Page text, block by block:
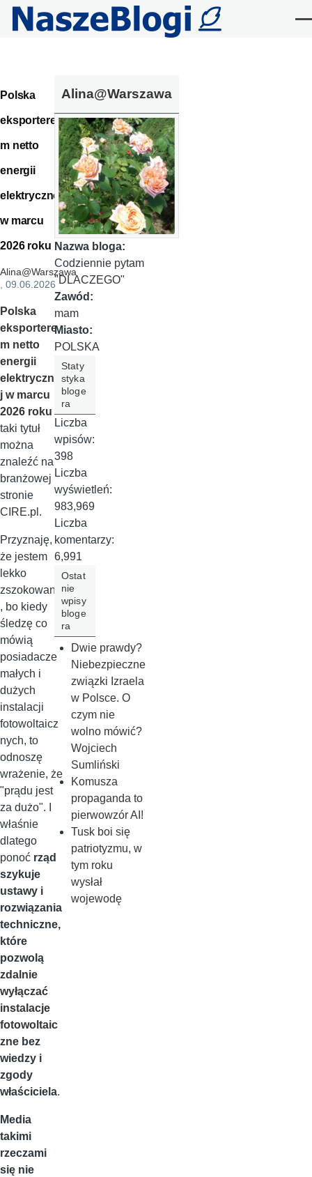
Przejdź do treści
Polska
eksportere
m netto
energii
elektrycznej
w marcu
2026 roku
Alina@Warszawa
, 09.06.2026
Polska
eksportere
m netto
energii
elektryczne
j w marcu
2026 roku -
taki tytuł
można
znaleźć na
branżowej
stronie
CIRE.pl .
Przyznaję,
że jestem
lekko
zszokowana
, bo kiedy
śledzę co
mówią
posiadacze
małych i
dużych
instalacji
fotowoltaicz
nych, to
odnoszę
wrażenie, że
"prądu jest
za dużo". I
właśnie
dlatego
ponoć rząd
szykuje
ustawy i
rozwiązania
techniczne,
które
pozwolą
zdalnie
wyłączać
instalacje
fotowoltaic
zne bez
wiedzy i
zgody
właściciela.
Media
takimi
rzeczami
się nie
Alina@Warszawa
Nazwa bloga:
Codziennie pytam
"DLACZEGO"
Zawód:
mam
Miasto:
POLSKA
Staty
styka
bloge
ra
Liczba
wpisów:
398
Liczba
wyświetleń:
983,969
Liczba
komentarzy:
6,991
Ostat
nie
wpisy
bloge
ra
Dwie prawdy?
Niebezpieczne
związki Izraela
w Polsce. O
czym nie
wolno mówić?
Wojciech
Sumliński
Komusza
propaganda to
pierwowzór AI!
Tusk boi się
patriotyzmu, w
tym roku
wysłał
wojewodę